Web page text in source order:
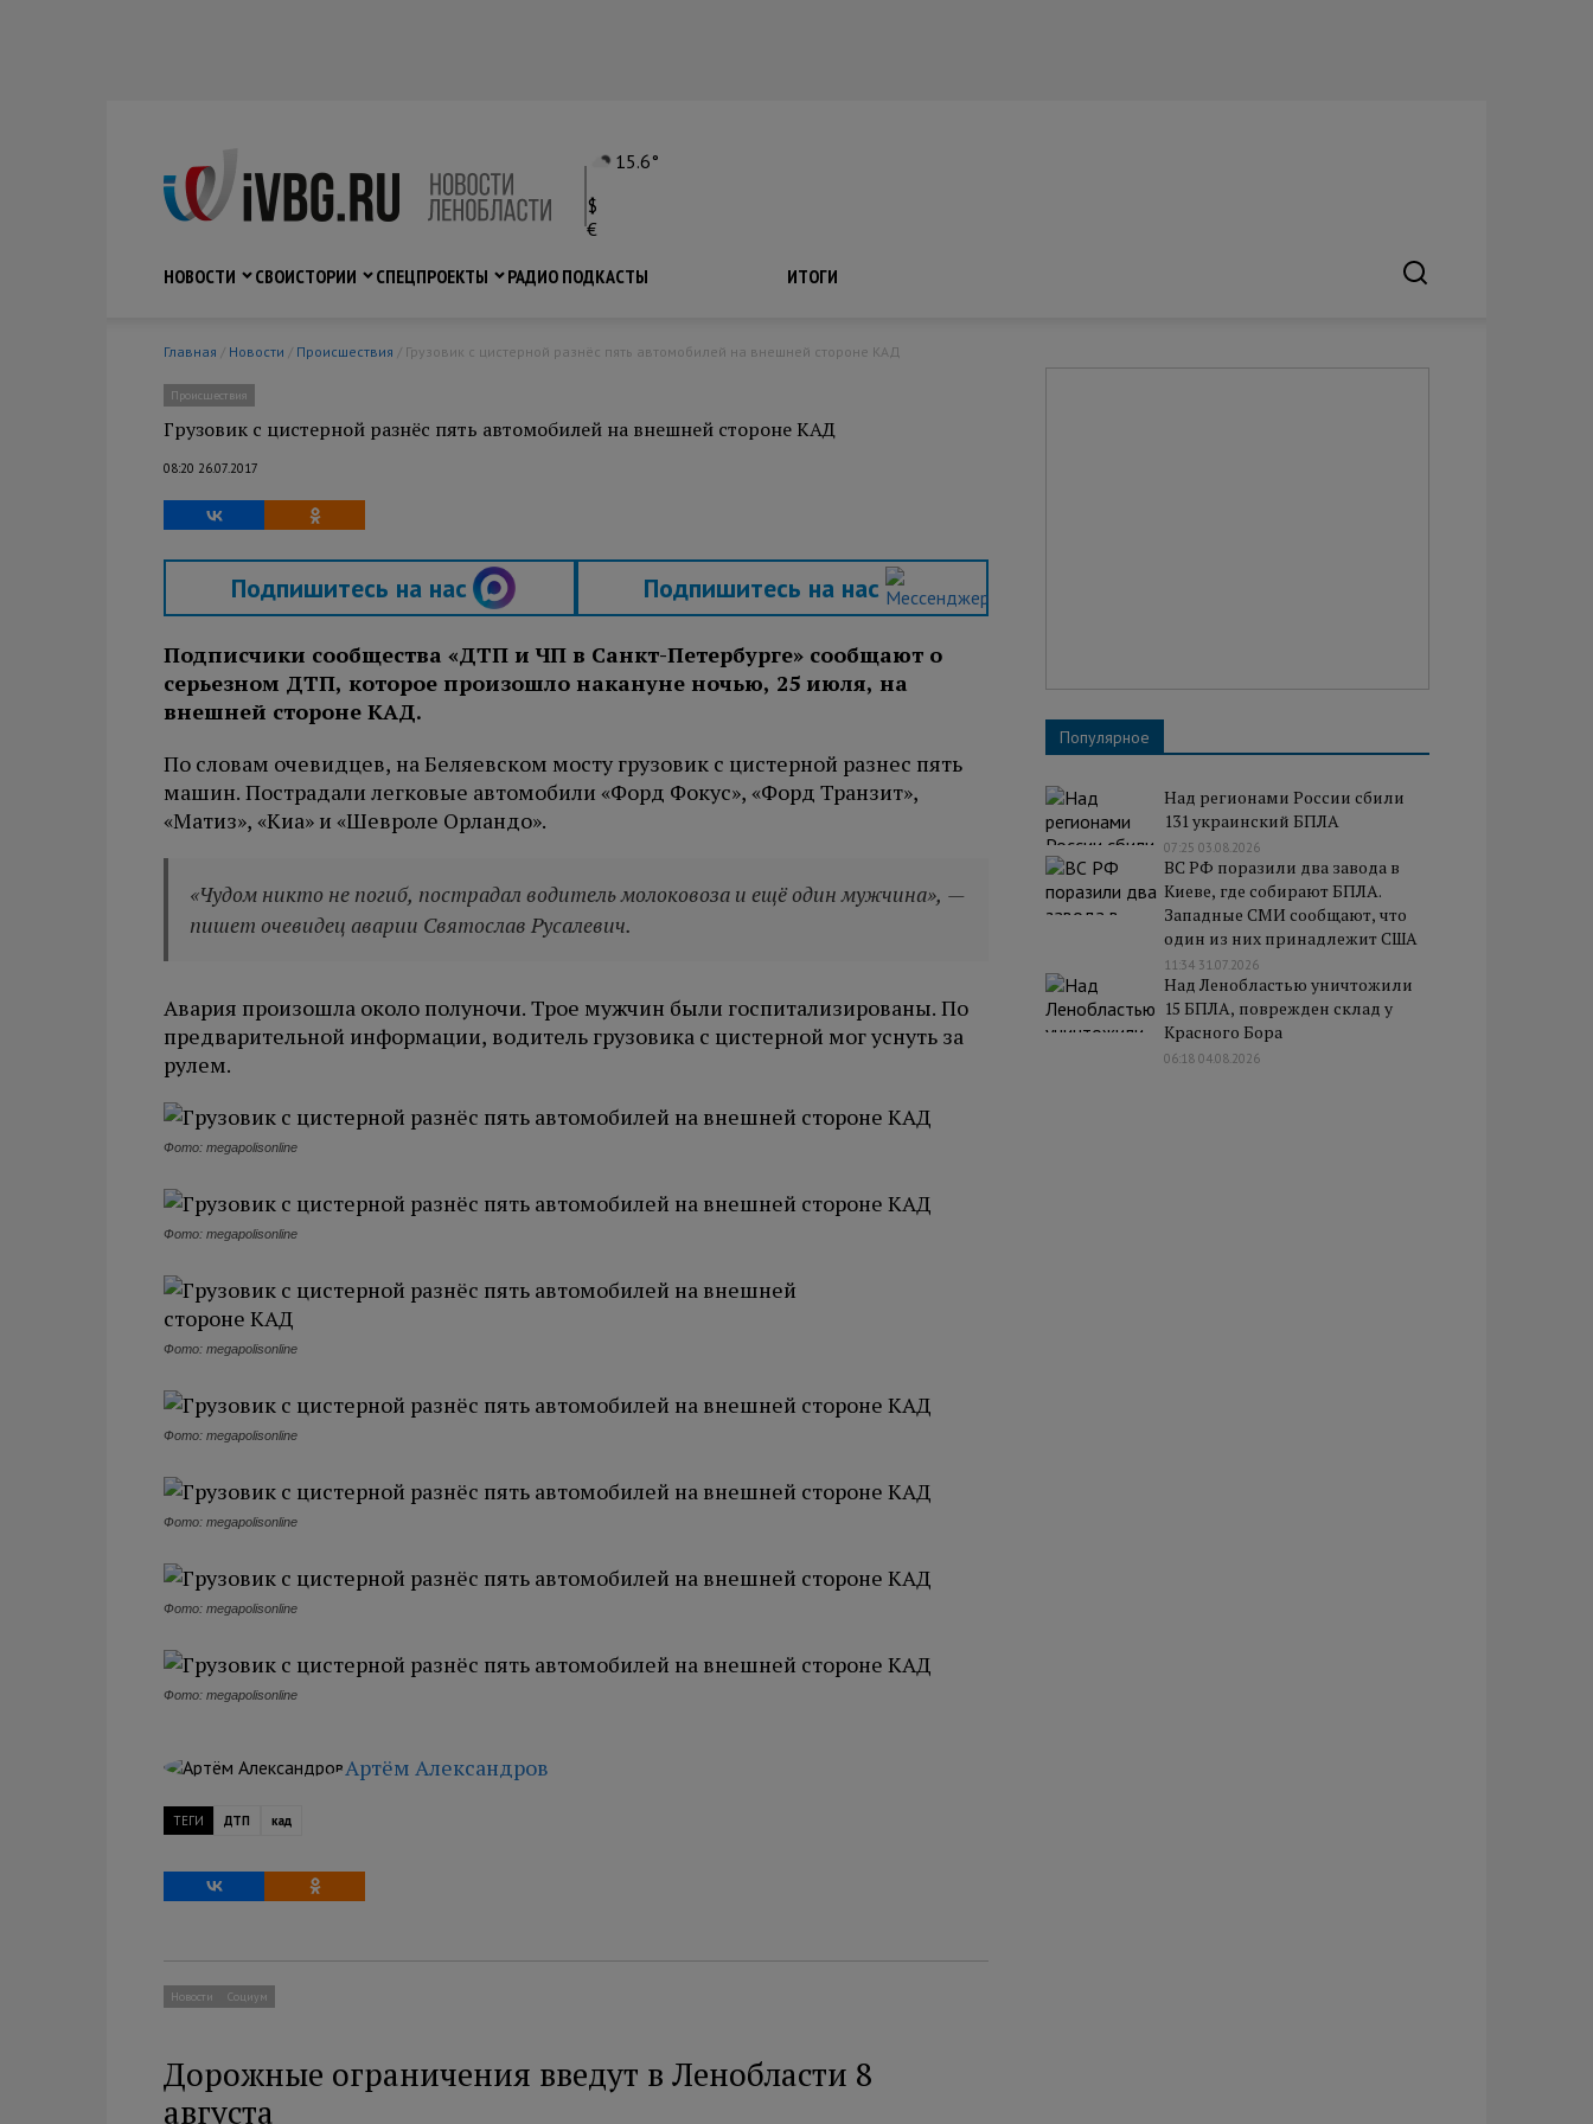
15.6°
$
€
НОВОСТИ
СВОИСТОРИИ СПЕЦПРОЕКТЫ РАДИО ПОДКАСТЫ ИТОГИ
Главная / Новости / Происшествия / Грузовик с цистерной разнёс пять автомобилей на внешней стороне КАД
Происшествия
Грузовик с цистерной разнёс пять автомобилей на внешней стороне КАД
08:20 26.07.2017
Подпишитесь на нас Подпишитесь на нас
Подписчики сообщества «ДТП и ЧП в Санкт-Петербурге» сообщают о
серьезном ДТП, которое произошло накануне ночью, 25 июля, на
внешней стороне КАД.
По словам очевидцев, на Беляевском мосту грузовик с цистерной разнес пять
машин. Пострадали легковые автомобили «Форд Фокус», «Форд Транзит»,
«Матиз», «Киа» и «Шевроле Орландо».
«Чудом никто не погиб, пострадал водитель молоковоза и ещё один мужчина», —
пишет очевидец аварии Святослав Русалевич.
Авария произошла около полуночи. Трое мужчин были госпитализированы. По
предварительной информации, водитель грузовика с цистерной мог уснуть за
рулем.
Фото: megapolisonline
Фото: megapolisonline
Фото: megapolisonline
Фото: megapolisonline
Фото: megapolisonline
Фото: megapolisonline
Фото: megapolisonline
Артём Александров
ТЕГИ ДТП кад
Новости Социум
Дорожные ограничения введут в Ленобласти 8
августа
Популярное
Над регионами России сбили
131 украинский БПЛА
07:25 03.08.2026
ВС РФ поразили два завода в
Киеве, где собирают БПЛА.
Западные СМИ сообщают, что
один из них принадлежит США
11:34 31.07.2026
Над Ленобластью уничтожили
15 БПЛА, поврежден склад у
Красного Бора
06:18 04.08.2026